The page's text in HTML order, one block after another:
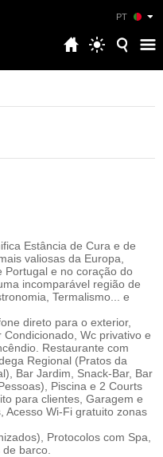
PT
Estância de Cura e de
valiosas da Europa,
Portugal e no coração do
incomparável região de
Termalismo... e
direto para o exterior,
Wc privativo e
Restaurante com
Regional (Pratos da
Bar Jardim, Snack-Bar, Bar
Piscina e 2 Courts
para clientes, Garagem e
Acesso Wi-Fi gratuito zonas
Protocolos com Spa,
barco.